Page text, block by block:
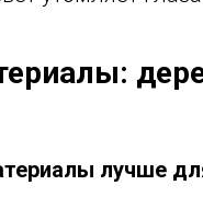
лучше